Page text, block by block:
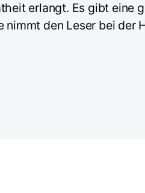
erlangt. Es gibt eine
den Leser bei der